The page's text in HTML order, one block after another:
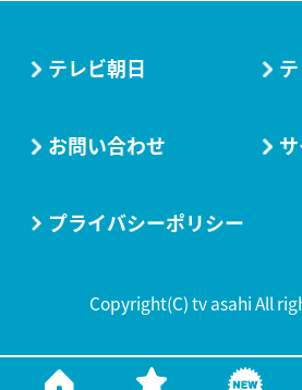
テレビ朝日
お問い合わせ
プライバシーポリシー
Copyright(C) tv asahi All